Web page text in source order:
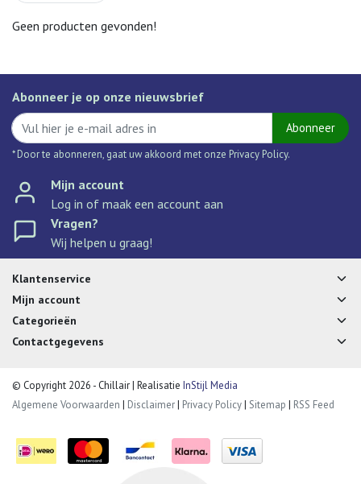
Geen producten gevonden!
Abonneer je op onze nieuwsbrief
Abonneer
* Door te abonneren, gaat uw akkoord met onze Privacy Policy.
Mijn account
Log in of maak een account aan
Vragen?
Wij helpen u graag!
Klantenservice
Mijn account
Categorieën
Contactgegevens
© Copyright 2026 - Chillair | Realisatie InStijl Media
Algemene Voorwaarden | Disclaimer| Privacy Policy| Sitemap | RSS Feed